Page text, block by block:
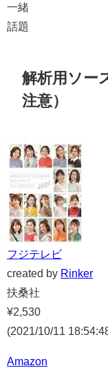
一緒
話題
解析用ソー
注意）
フジテレビ
created by Rinker
扶桑社
¥2,530
(2021/10/11
Amazon